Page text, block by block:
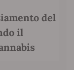
del
il